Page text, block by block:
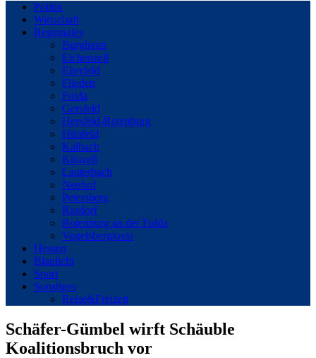
Politik
Wirtschaft
Regionales
Burghaun
Eichenzell
Eiterfeld
Flieden
Fulda
Gersfeld
Hersfeld-Rotenburg
Hünfeld
Kalbach
Künzell
Lauterbach
Neuhof
Petersberg
Rasdorf
Rotenburg an der Fulda
Vogelsbergkreis
Hessen
Blaulicht
Sport
Sonstiges
Reise&Freizeit
Schäfer-Gümbel wirft Schäuble
Koalitionsbruch vor